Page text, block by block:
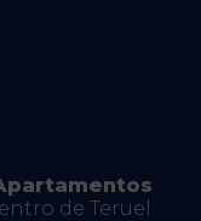
de Teruel